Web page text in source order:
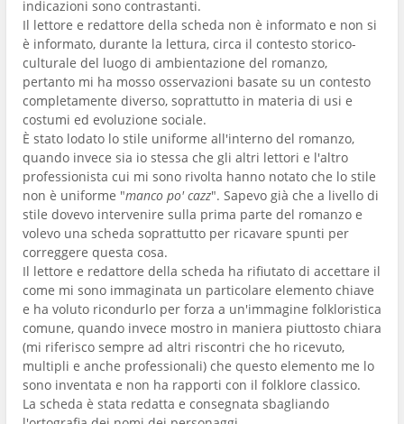
indicazioni sono contrastanti.
Il lettore e redattore della scheda non è informato e non si
è informato, durante la lettura, circa il contesto storico-
culturale del luogo di ambientazione del romanzo,
pertanto mi ha mosso osservazioni basate su un contesto
completamente diverso, soprattutto in materia di usi e
costumi ed evoluzione sociale.
È stato lodato lo stile uniforme all'interno del romanzo,
quando invece sia io stessa che gli altri lettori e l'altro
professionista cui mi sono rivolta hanno notato che lo stile
non è uniforme "manco po' cazz". Sapevo già che a livello di
stile dovevo intervenire sulla prima parte del romanzo e
volevo una scheda soprattutto per ricavare spunti per
correggere questa cosa.
Il lettore e redattore della scheda ha rifiutato di accettare il
come mi sono immaginata un particolare elemento chiave
e ha voluto ricondurlo per forza a un'immagine folkloristica
comune, quando invece mostro in maniera piuttosto chiara
(mi riferisco sempre ad altri riscontri che ho ricevuto,
multipli e anche professionali) che questo elemento me lo
sono inventata e non ha rapporti con il folklore classico.
La scheda è stata redatta e consegnata sbagliando